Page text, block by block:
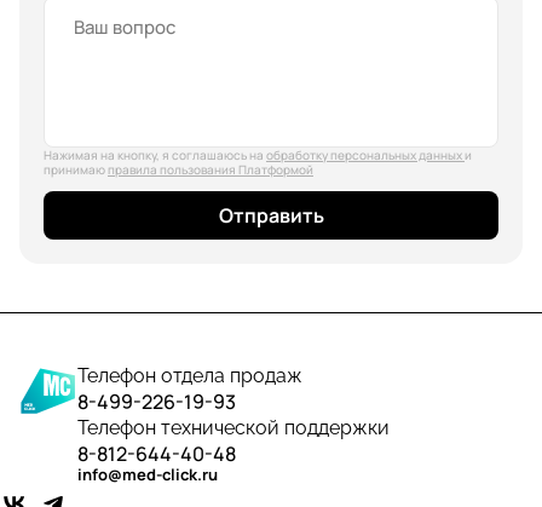
Нажимая на кнопку, я соглашаюсь на обработку персональных данных и
принимаю правила пользования Платформой
Отправить
Телефон отдела продаж
8-499-226-19-93
Телефон технической поддержки
8-812-644-40-48
info@med-click.ru